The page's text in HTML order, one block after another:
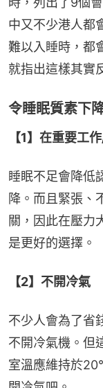
中又不少港人都
難以入睡時，都
就指出這樣其實
令睡眠質素下
【1】在重要工
睡眠不足會降低
降。而且緊張、
關，因此在壓力
是更好的選擇。
【2】不開冷氣
不少人會為了省
不開冷氣機。但
室溫應維持於